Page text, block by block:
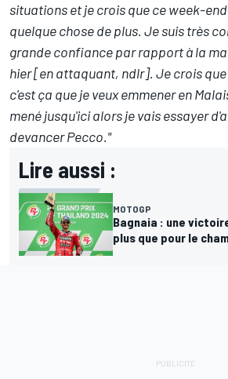
situations et je crois que ce week-
quelque chose de plus. Je suis très
grande confiance par rapport à la
hier [en attaquant, ndlr]. Je crois que
c'est ça que je veux emmener en
mené jusqu'ici alors je vais essayer
devancer Pecco."
Lire aussi :
MOTOGP
Bagnaia : une
plus que pour le